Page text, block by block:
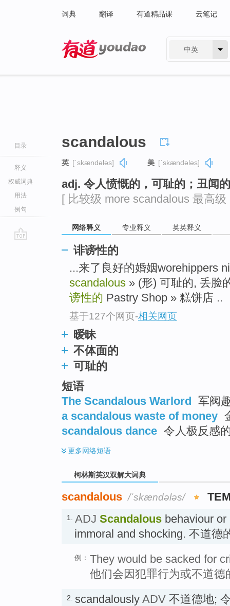
词典 翻译 有道精品课 云笔记
中英
目录
释义
权威词典
用法
例句
scandalous
英 [ˈskændələs] 美 [ˈskændələs]
adj. 令人愤慨的，可耻的；丑闻的
[ 比较级 more scandalous 最高
网络释义 专业释义 英英释义
诽谤性的
...来了良好的婚姻worehippers
scandalous » (形) 可耻的, 丢脸
谤性的 Pastry Shop » 糕饼店 ..
基于127个网页-相关网页
暧昧
不体面的
可耻的
短语
The Scandalous Warlord 军阀
a scandalous waste of money
scandalous dance 令人极反感
更多网络短语
柯林斯英汉双解大词典
scandalous /ˈskændələs/
1. ADJ Scandalous behaviour
immoral and shocking. 不道德
例： They would be sacked for
他们会因犯罪行为或不道德
2. scandalously ADV 不道德地;